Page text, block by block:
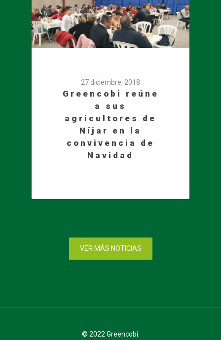
27 diciembre, 2018
Greencobi reúne
a sus
agricultores de
Níjar en la
convivencia de
Navidad
VER MÁS NOTICIAS
© 2022 Greencobi.